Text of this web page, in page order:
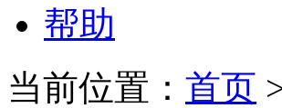
帮助
当前位置： 首页